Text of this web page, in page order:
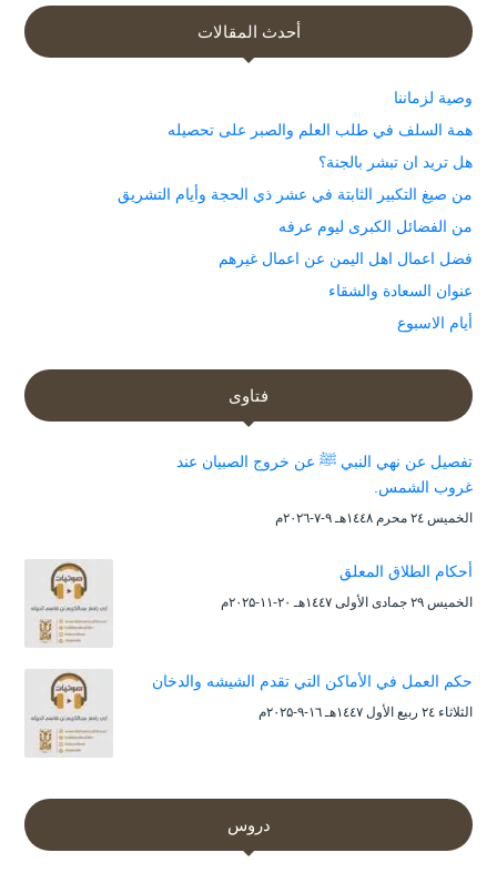
أحدث المقالات
وصية لزماننا
همة السلف في طلب العلم والصبر على تحصيله
هل تريد ان تبشر بالجنة؟
من صيغ التكبير الثابتة في عشر ذي الحجة وأيام التشريق
من الفضائل الكبرى ليوم عرفه
فضل اعمال اهل اليمن عن اعمال غيرهم
عنوان السعادة والشقاء
أيام الاسبوع
فتاوى
تفصيل عن نهي النبي ﷺ عن خروج الصبيان عند
غروب الشمس.
الخميس ۲٤ محرم ۱٤٤۸هـ ۹-۷-۲۰۲٦م
أحكام الطلاق المعلق
الخميس ۲۹ جمادى الأولى ۱٤٤۷هـ ۲۰-۱۱-۲۰۲۵م
حكم العمل في الأماكن التي تقدم الشيشه والدخان
الثلاثاء ۲٤ ربيع الأول ۱٤٤۷هـ ۱٦-۹-۲۰۲۵م
دروس